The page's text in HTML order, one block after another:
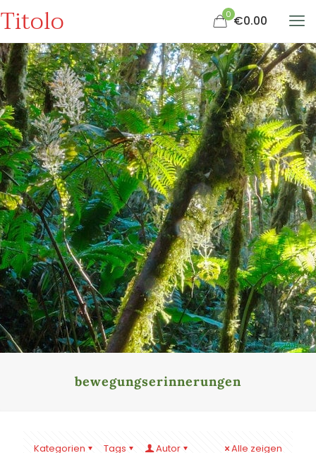
Titolo 0 €0.00
bewegungserinnerungen
Kategorien Tags Autor Alle zeigen